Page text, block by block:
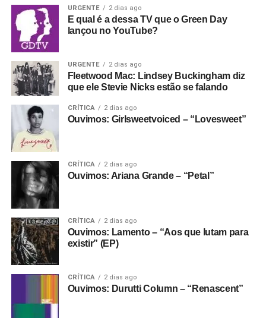
URGENTE 2 dias ago
E qual é a dessa TV que o Green Day
lançou no YouTube?
URGENTE 2 dias ago
Fleetwood Mac: Lindsey Buckingham diz
que ele Stevie Nicks estão se falando
CRÍTICA 2 dias ago
Ouvimos: Girlsweetvoiced – “Lovesweet”
CRÍTICA 2 dias ago
Ouvimos: Ariana Grande – “Petal”
CRÍTICA 2 dias ago
Ouvimos: Lamento – “Aos que lutam para
existir” (EP)
CRÍTICA 2 dias ago
Ouvimos: Durutti Column – “Renascent”